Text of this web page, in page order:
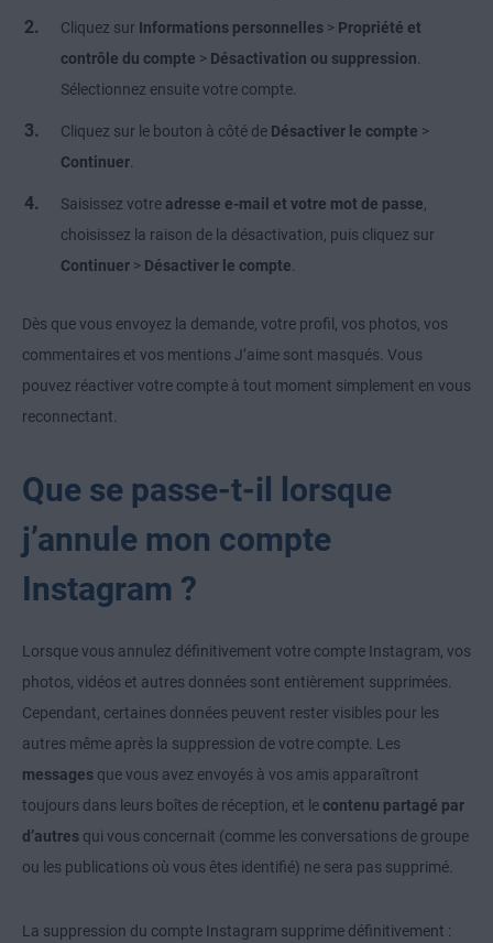
Cliquez sur Informations personnelles > Propriété et
contrôle du compte > Désactivation ou suppression
Sélectionnez ensuite votre compte.
Cliquez sur le bouton à côté de Désactiver le compte >
Continuer
Saisissez votre adresse e-mail et votre mot de passe
choisissez la raison de la désactivation, puis cliquez sur
Continuer > Désactiver le compte
Dès que vous envoyez la demande, votre profil, vos photos, vos
commentaires et vos mentions J’aime sont masqués. Vous
pouvez réactiver votre compte à tout moment simplement en vous
reconnectant.
Que se passe-t-il lorsque
j’annule mon compte
Instagram ?
Lorsque vous annulez définitivement votre compte Instagram, vos
photos, vidéos et autres données sont entièrement supprimées.
Cependant, certaines données peuvent rester visibles pour les
autres même après la suppression de votre compte. Les
messages que vous avez envoyés à vos amis apparaîtront
toujours dans leurs boîtes de réception, et le contenu partagé par
d’autres qui vous concernait (comme les conversations de groupe
ou les publications où vous êtes identifié) ne sera pas supprimé.
La suppression du compte Instagram supprime définitivement :